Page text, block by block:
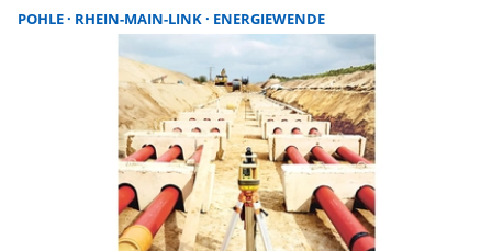
Schützenhaus kamen Vereinsmitglieder,
Dorfbewohner und Besucher zusammen.
POHLE RHEIN-MAIN-LINK ENERGIEWENDE